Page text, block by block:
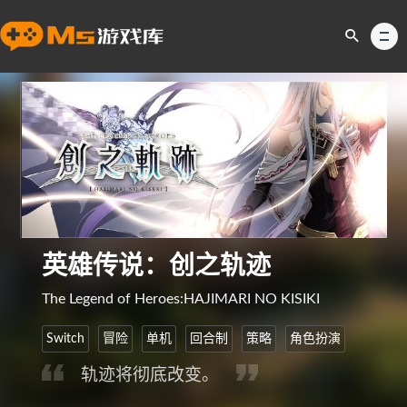
英雄传说：创之轨迹
The Legend of Heroes:HAJIMARI NO KISIKI
Switch 冒险 单机 回合制 策略 角色扮演
轨迹将彻底改变。